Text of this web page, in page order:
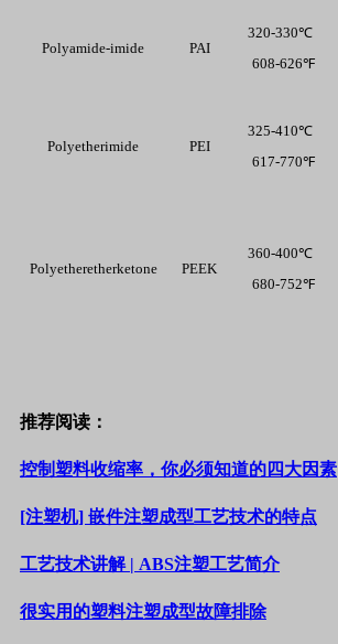
Polyamide-imide PAI
320-330℃
  608-626℉
Polyetherimide PEI
325-410℃
  617-770℉
Polyetheretherketone PEEK
360-400℃
  680-752℉
推荐阅读：
控制塑料收缩率，你必须知道的四大因素
[注塑机] 嵌件注塑成型工艺技术的特点
工艺技术讲解 | ABS注塑工艺简介
很实用的塑料注塑成型故障排除